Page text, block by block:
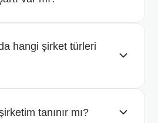
hangi şirket türleri
tanınır mı?